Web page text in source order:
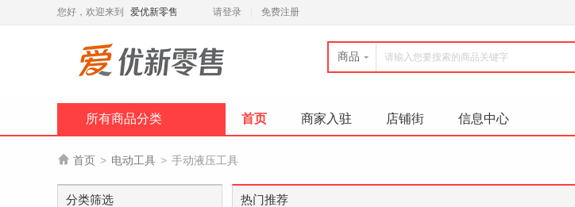
您好，欢迎来到 爱优新零售 请登录 免费注册
商品
所有商品分类 首页 商家入驻 店铺街 信息中心
 首页 > 电动工具 > 手动液压工具
分类筛选 热门推荐